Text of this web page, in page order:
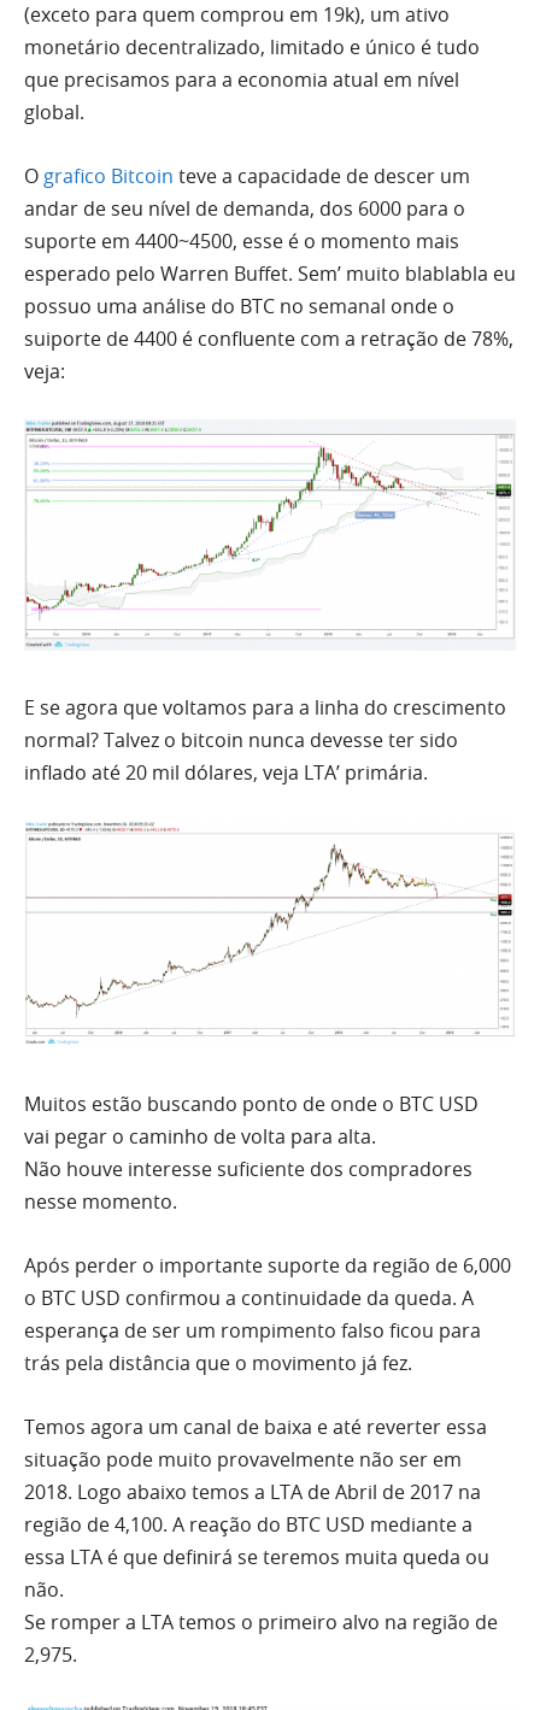
(exceto para quem comprou em 19k), um ativo
monetário decentralizado, limitado e único é tudo
que precisamos para a economia atual em nível
global.
Ografico Bitcoin teve a capacidade de descer um
andar de seu nível de demanda, dos 6000 para o
suporte em 4400~4500, esse é o momento mais
esperado pelo Warren Buffet. Sem’ muito blablabla eu
possuo uma análise do BTC no semanal onde o
suiporte de 4400 é confluente com a retração de 78%,
veja:
E se agora que voltamos para a linha do crescimento
normal? Talvez o bitcoin nunca devesseter sido
inflado até 20 mil dólares, veja LTA’ primária.
Muitos estão buscando ponto de onde o BTC USD
vai pegar o caminho de volta para alta.
Não houve interesse suficiente dos compradores
nesse momento.
Após perder o importante suporte da região de 6,000
o BTC USD confirmou a continuidade da queda. A
esperança de ser um rompimento falso ficou para
trás pela distância que o movimento já fez.
Temos agora um canal de baixa e até reverter essa
situação pode muito provavelmente não ser em
2018. Logo abaixo temos a LTA de Abril de 2017 na
região de 4,100. A reação do BTC USD mediante a
essa LTA é que definirá se teremos muita queda ou
não.
Se romper a LTA temos o primeiro alvo na região de
2,975.